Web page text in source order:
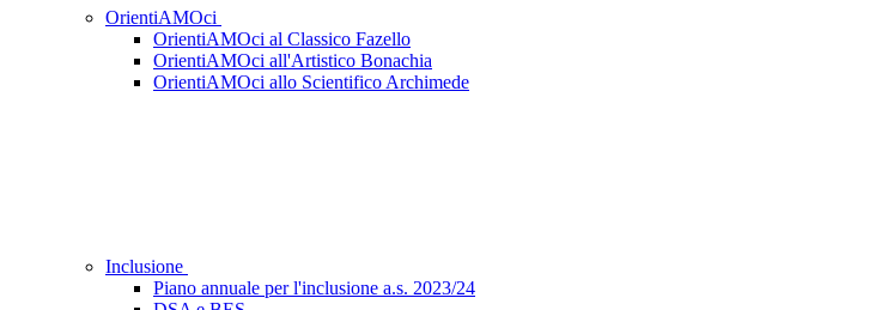
OrientiAMOci
OrientiAMOci al Classico Fazello
OrientiAMOci all'Artistico Bonachia
OrientiAMOci allo Scientifico Archimede
Inclusione
Piano annuale per l'inclusione a.s. 2023/24